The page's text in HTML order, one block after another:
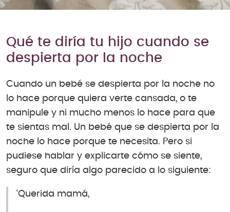
Qué te diría tu hijo cuando se
despierta por la noche
Cuando un bebé se despierta por la noche no
lo hace porque quiera verte cansada, o te
manipule y ni mucho menos lo hace para que
te sientas mal. Un bebé que se despierta por la
noche lo hace porque te necesita. Pero si
pudiese hablar y explicarte cómo se siente,
seguro que diría algo parecido a lo siguiente:
‘Querida mamá,